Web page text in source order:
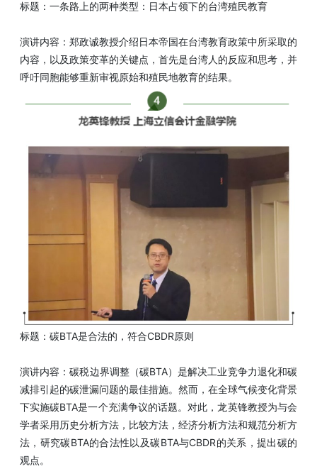
标题：一条路上的两种类型：日本占领下的台湾殖民教育
演讲内容：郑政诚教授介绍日本帝国在台湾教育政策中所采取的
内容，以及政策变革的关键点，首先是台湾人的反应和思考，并
呼吁同胞能够重新审视原始和殖民地教育的结果。
标题：碳BTA是合法的，符合CBDR原则
演讲内容：碳税边界调整（碳BTA）是解决工业竞争力退化和碳
减排引起的碳泄漏问题的最佳措施。然而，在全球气候变化背景
下实施碳BTA是一个充满争议的话题。对此，龙英锋教授为与会
学者采用历史分析方法，比较方法，经济分析方法和规范分析方
法，研究碳BTA的合法性以及碳BTA与CBDR的关系，提出碳的
观点。